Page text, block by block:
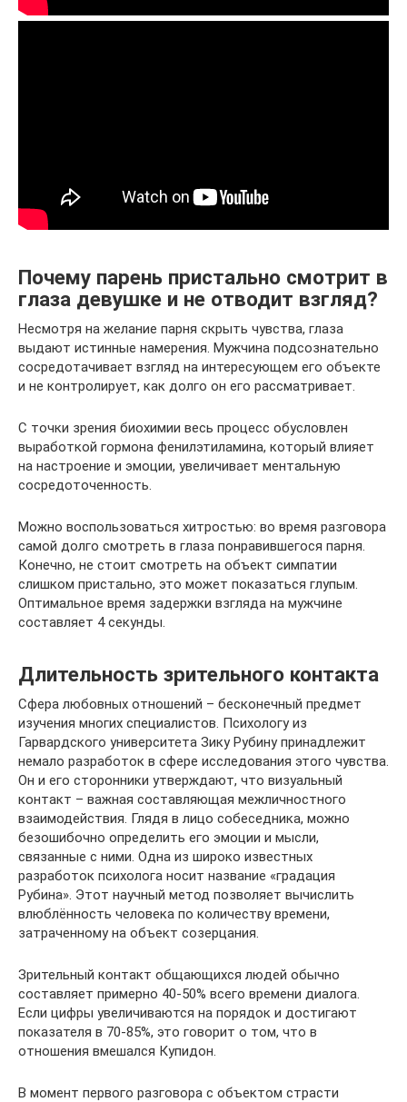
Почему парень пристально смотрит в
глаза девушке и не отводит взгляд?
Несмотря на желание парня скрыть чувства, глаза
выдают истинные намерения. Мужчина подсознательно
сосредотачивает взгляд на интересующем его объекте
и не контролирует, как долго он его рассматривает.
С точки зрения биохимии весь процесс обусловлен
выработкой гормона фенилэтиламина, который влияет
на настроение и эмоции, увеличивает ментальную
сосредоточенность.
Можно воспользоваться хитростью: во время разговора
самой долго смотреть в глаза понравившегося парня.
Конечно, не стоит смотреть на объект симпатии
слишком пристально, это может показаться глупым.
Оптимальное время задержки взгляда на мужчине
составляет 4 секунды.
Длительность зрительного контакта
Сфера любовных отношений – бесконечный предмет
изучения многих специалистов. Психологу из
Гарвардского университета Зику Рубину принадлежит
немало разработок в сфере исследования этого чувства.
Он и его сторонники утверждают, что визуальный
контакт – важная составляющая межличностного
взаимодействия. Глядя в лицо собеседника, можно
безошибочно определить его эмоции и мысли,
связанные с ними. Одна из широко известных
разработок психолога носит название «градация
Рубина». Этот научный метод позволяет вычислить
влюблённость человека по количеству времени,
затраченному на объект созерцания.
Зрительный контакт общающихся людей обычно
составляет примерно 40-50% всего времени диалога.
Если цифры увеличиваются на порядок и достигают
показателя в 70-85%, это говорит о том, что в
отношения вмешался Купидон.
В момент первого разговора с объектом страсти